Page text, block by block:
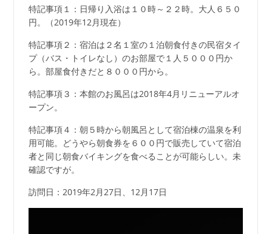
特記事項１：日帰り入浴は１０時～２２時。大人６５０
円。（2019年12月現在）
特記事項２：宿泊は２名１室の１泊朝食付きの民宿タイ
プ（バス・トイレなし）のお部屋で１人５０００円か
ら。部屋食付きだと８０００円から。
特記事項３：本館のお風呂は2018年4月リニューアルオ
ープン。
特記事項４：朝５時から朝風呂として宿泊棟の温泉を利
用可能。どうやら朝食券を６００円で販売していて宿泊
者と同じ朝食バイキングを食べることが可能らしい。未
確認ですが。
訪問日：2019年2月27日、12月17日